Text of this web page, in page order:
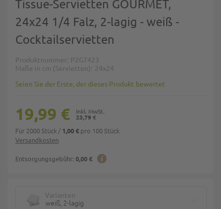
Tissue-Servietten GOURMET,
24x24 1/4 Falz, 2-lagig - weiß -
Cocktailservietten
Produktnummer P2G7423
Maße in cm (Servietten)
24x24
Seien Sie der Erste, der dieses Produkt bewertet
Versandkosten
Entsorgungsgebühr: 0,00 €
23,79 €
19,99 €
Für 2000 Stück / 1,00 € pro 100 Stück
Varianten
weiß, 2-lagig